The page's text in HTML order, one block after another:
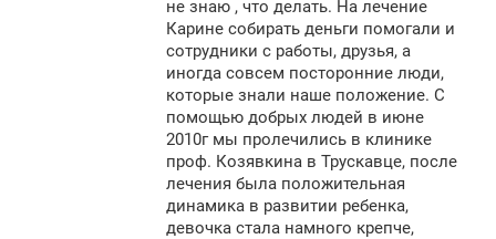
не знаю , что делать. На лечение
Карине собирать деньги помогали и
сотрудники с работы, друзья, а
иногда совсем посторонние люди,
которые знали наше положение. С
помощью добрых людей в июне
2010г мы пролечились в клинике
проф. Козявкина в Трускавце, после
лечения была положительная
динамика в развитии ребенка,
девочка стала намного крепче,